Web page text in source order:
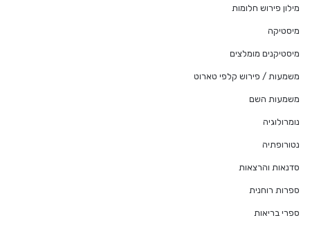
מילון פירוש חלומות
מיסטיקה
מיסטיקנים מומלצים
משמעות / פירוש קלפי טארוט
משמעות השם
נומרולוגיה
נטורופתיה
סדנאות והרצאות
ספרות רוחנית
ספרי בריאות